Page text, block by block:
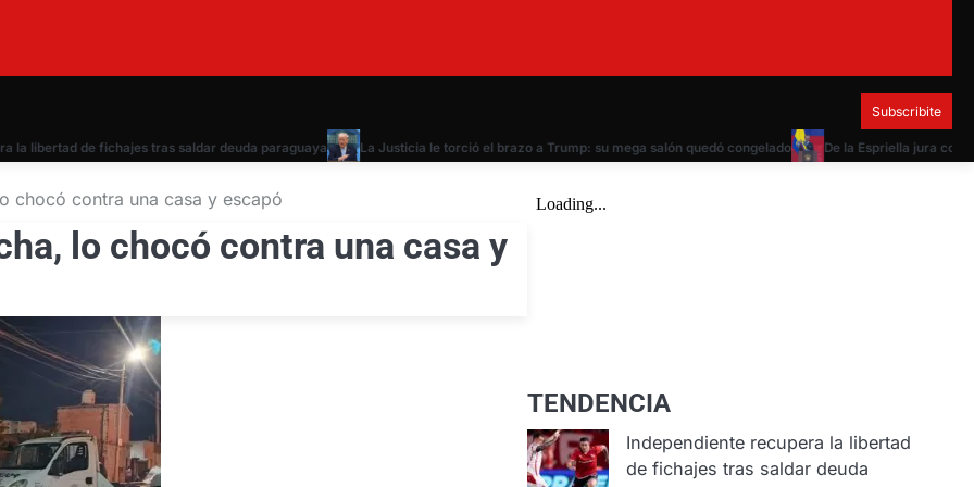
Subscribite
de fichajes tras saldar deuda paraguaya La Justicia le torció el brazo a Trump: su mega salón quedó congelado De la Espriella jura como
chocó contra una casa y escapó
lo chocó contra una casa y
TENDENCIA
Independiente recupera la libertad
de fichajes tras saldar deuda